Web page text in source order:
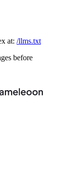
at: /llms.txt
before